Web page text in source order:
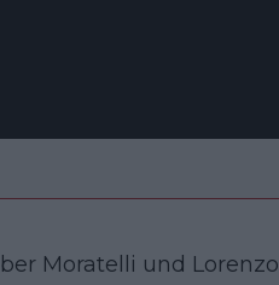
Moratelli und Lorenzo